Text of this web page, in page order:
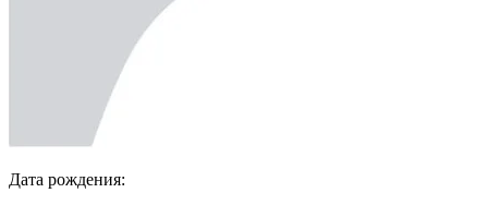
Дата рождения: